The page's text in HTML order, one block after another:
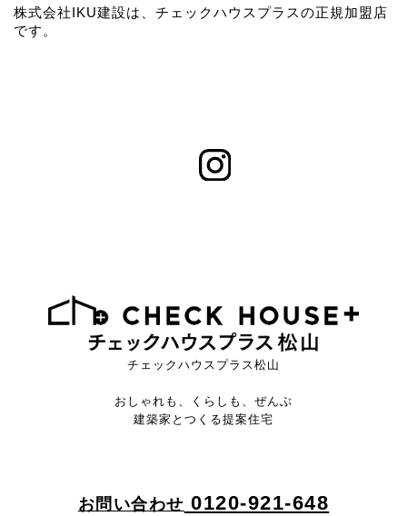
株式会社IKU建設は、チェックハウスプラスの正規加盟店
です。
チェックハウスプラス松山
おしゃれも、くらしも、ぜんぶ
建築家とつくる提案住宅
お問い合わせ 0120-921-648